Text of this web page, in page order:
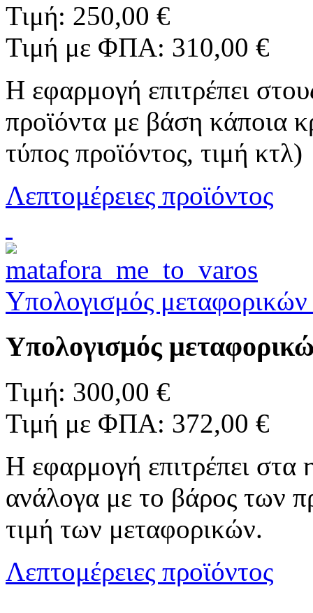
Τιμή: 250,00 €
Τιμή με ΦΠΑ: 310,00 €
Η εφαρμογή επιτρέπει
προϊόντα με βάση κάποια
τύπος προϊόντος, τιμή κτλ)
Λεπτομέρειες προϊόντος
Υπολογισμός
Υπολογισμός
Τιμή: 300,00 €
Τιμή με ΦΠΑ: 372,00 €
Η εφαρμογή επιτρέπει στα
ανάλογα με το βάρος των
τιμή των μεταφορικών.
Λεπτομέρειες προϊόντος